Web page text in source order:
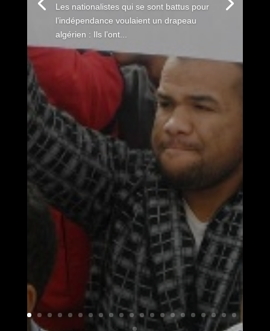
Les nationalistes qui se sont battus pour
l’indépendance voulaient un drapeau
algérien : Ils l’ont...